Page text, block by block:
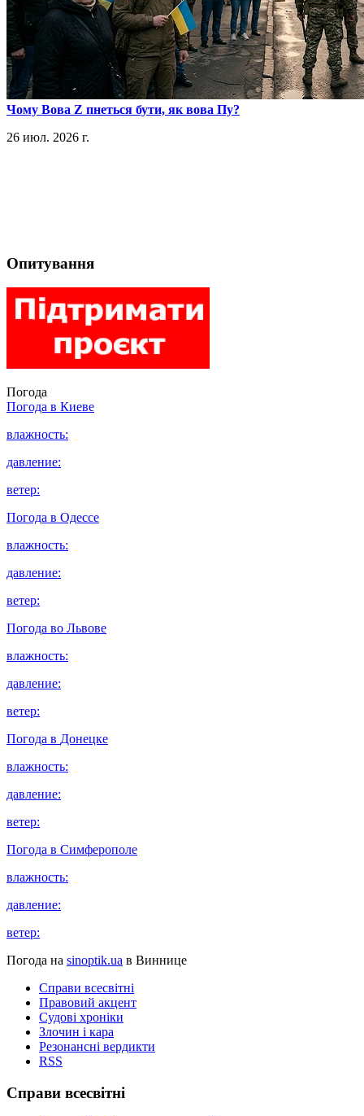
​Чому Вова Z пнеться бути, як вова Пу?
26 июл. 2026 г.
Опитування
Погода
Погода в Киеве
влажность:
давление:
ветер:
Погода в Одессе
влажность:
давление:
ветер:
Погода во Львове
влажность:
давление:
ветер:
Погода в Донецке
влажность:
давление:
ветер:
Погода в Симферополе
влажность:
давление:
ветер:
Погода на sinoptik.ua в Виннице
Справи всесвітні
Правовий акцент
Судові хроніки
Злочин і кара
Резонансні вердикти
RSS
Справи всесвітні